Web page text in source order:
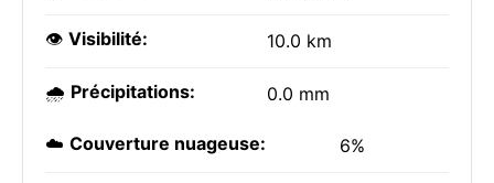
👁️ Visibilité: 10.0 km
🌧️ Précipitations: 0.0 mm
☁️ Couverture nuageuse: 6%